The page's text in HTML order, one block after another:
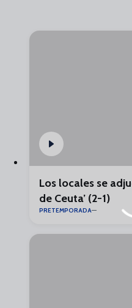
Los locales se
de Ceuta’ (2-1)
PRETEMPORADA